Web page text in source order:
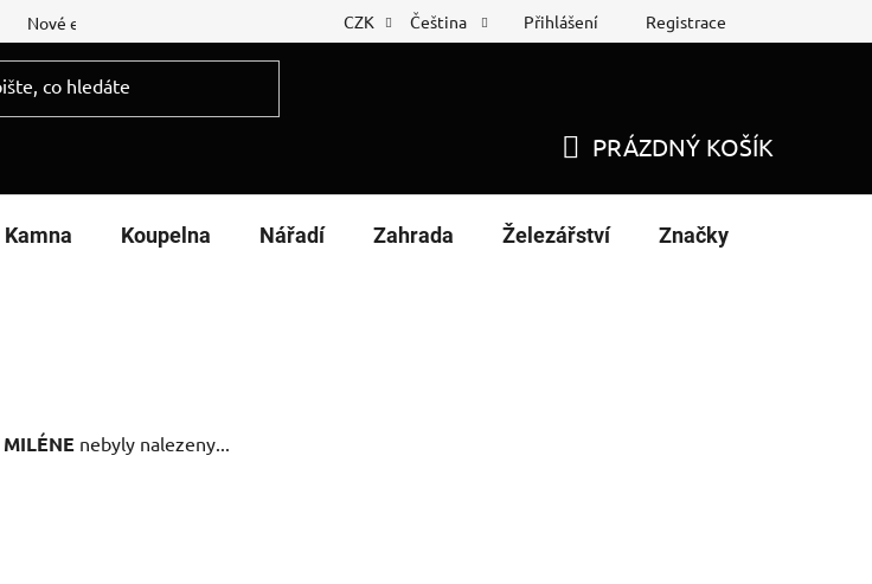
Nové energetické štítky Reklamační list Nákup na splátky
CZK Čeština Přihlášení Registrace
KOŠÍK
PRÁZDNÝ KOŠÍK
Kamna Koupelna Nářadí Zahrada Železářství Značky
MILÉNE nebyly nalezeny...